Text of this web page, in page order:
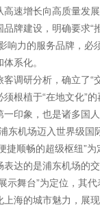
速增长向高质量发
牌建设，明确要求
响力的服务品牌，
系化。
调研分析，确立了
根植于“在地文化”
印象，也是诸多国
东机场迈入世界级
捷顺畅的超级枢纽”
达的是浦东机场的
示舞台”为定位，其
海的城市魅力，展